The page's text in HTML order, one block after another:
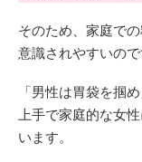
そのため、家庭で
意識されやすいので
「男性は胃袋を掴
上手で家庭的な女
います。